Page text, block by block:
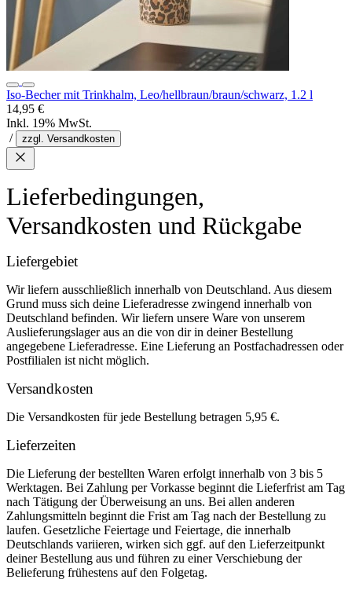
Iso-Becher mit Trinkhalm, Leo/hellbraun/braun/schwarz, 1.2 l
14,95 €
Inkl. 19% MwSt.
/
zzgl. Versandkosten
Lieferbedingungen,
Versandkosten und Rückgabe
Liefergebiet
Wir liefern ausschließlich innerhalb von Deutschland. Aus diesem
Grund muss sich deine Lieferadresse zwingend innerhalb von
Deutschland befinden. Wir liefern unsere Ware von unserem
Auslieferungslager aus an die von dir in deiner Bestellung
angegebene Lieferadresse. Eine Lieferung an Postfachadressen oder
Postfilialen ist nicht möglich.
Versandkosten
Die Versandkosten für jede Bestellung betragen 5,95 €.
Lieferzeiten
Die Lieferung der bestellten Waren erfolgt innerhalb von 3 bis 5
Werktagen. Bei Zahlung per Vorkasse beginnt die Lieferfrist am Tag
nach Tätigung der Überweisung an uns. Bei allen anderen
Zahlungsmitteln beginnt die Frist am Tag nach der Bestellung zu
laufen. Gesetzliche Feiertage und Feiertage, die innerhalb
Deutschlands variieren, wirken sich ggf. auf den Lieferzeitpunkt
deiner Bestellung aus und führen zu einer Verschiebung der
Belieferung frühestens auf den Folgetag.